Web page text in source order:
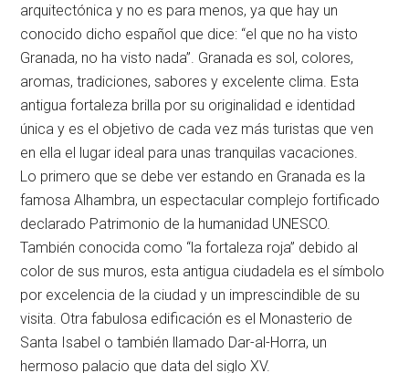
arquitectónica y no es para menos, ya que hay un
conocido dicho español que dice: “el que no ha visto
Granada, no ha visto nada”. Granada es sol, colores,
aromas, tradiciones, sabores y excelente clima. Esta
antigua fortaleza brilla por su originalidad e identidad
única y es el objetivo de cada vez más turistas que ven
en ella el lugar ideal para unas tranquilas vacaciones.
Lo primero que se debe ver estando en Granada es la
famosa Alhambra, un espectacular complejo fortificado
declarado Patrimonio de la humanidad UNESCO.
También conocida como “la fortaleza roja” debido al
color de sus muros, esta antigua ciudadela es el símbolo
por excelencia de la ciudad y un imprescindible de su
visita. Otra fabulosa edificación es el Monasterio de
Santa Isabel o también llamado Dar-al-Horra, un
hermoso palacio que data del siglo XV.